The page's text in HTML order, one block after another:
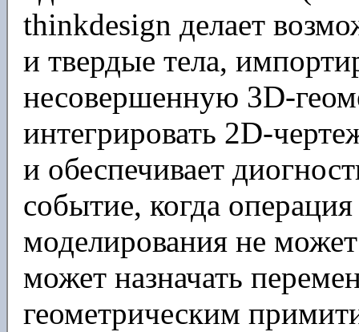
thinkdesign делает
и твердые тела,
несовершенную 3D-
интегрировать 2D-
и обеспечивает
событие, когда
моделирования не
может назначать
геометрическим